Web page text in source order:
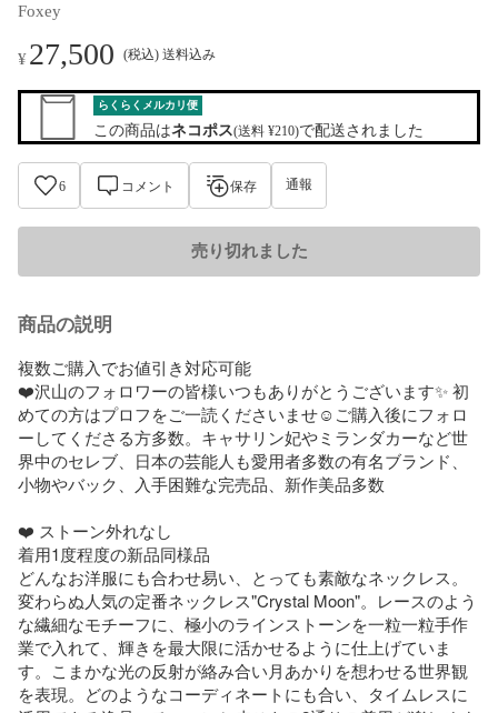
Foxey
¥27,500 (税込) 送料込み
らくらくメルカリ便
この商品はネコポス(送料 ¥210)で配送されました
6 コメント 保存 通報
売り切れました
商品の説明
複数ご購入でお値引き対応可能
❤️沢山のフォロワーの皆様いつもありがとうございます✨ 初
めての方はプロフをご一読くださいませ☺︎ご購入後にフォロ
ーしてくださる方多数。キャサリン妃やミランダカーなど世
界中のセレブ、日本の芸能人も愛用者多数の有名ブランド、
小物やバック、入手困難な完売品、新作美品多数
❤️ ストーン外れなし
着用1度程度の新品同様品
どんなお洋服にも合わせ易い、とっても素敵なネックレス。
変わらぬ人気の定番ネックレス"Crystal Moon"。レースのよう
な繊細なモチーフに、極小のラインストーンを一粒一粒手作
業で入れて、輝きを最大限に活かせるように仕上げていま
す。こまかな光の反射が絡み合い月あかりを想わせる世界観
を表現。どのようなコーディネートにも合い、タイムレスに